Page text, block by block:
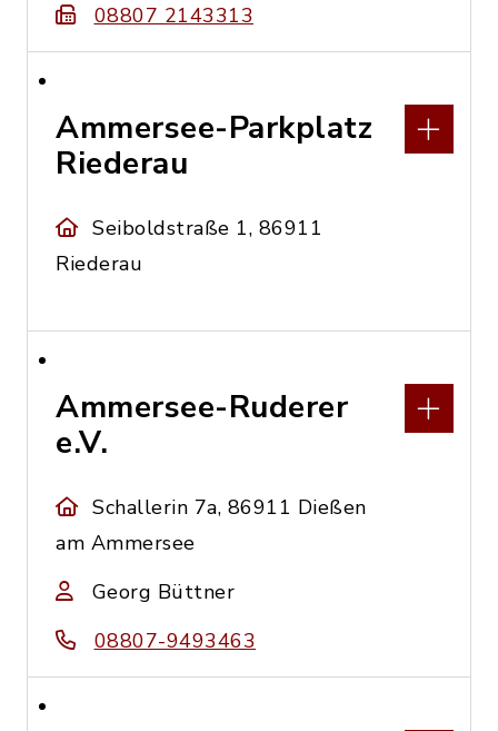
08807 2143313
Ammersee-Parkplatz
Riederau
Seiboldstraße 1, 86911
Riederau
Ammersee-Ruderer
e.V.
Schallerin 7a, 86911 Dießen
am Ammersee
Georg Büttner
08807-9493463